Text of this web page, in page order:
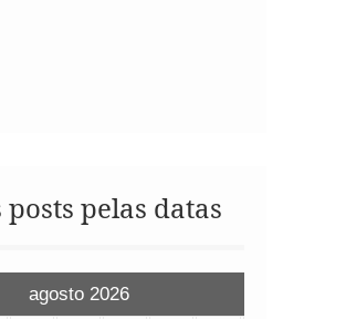
posts pelas datas
agosto 2026